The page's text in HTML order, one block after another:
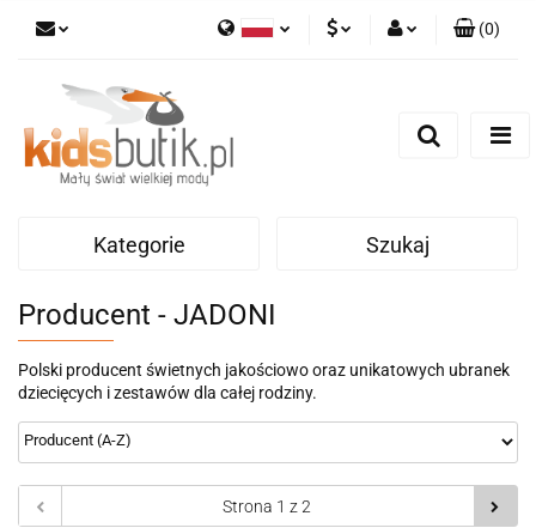
(0)
Kategorie Szukaj
Producent - JADONI
Polski producent świetnych jakościowo oraz unikatowych ubranek
dziecięcych i zestawów dla całej rodziny.